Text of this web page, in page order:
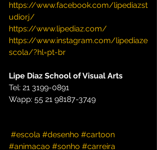
https://www.facebook.com/lipediazst
udiorj/
https://www.lipediaz.com/
https://www.instagram.com/lipediaze
scola/?hl=pt-br
Lipe Diaz School of Visual Arts
Tel: 21 3199-0891
Wapp: 55 21 98187-3749
#escola #desenho #cartoon
#animacao #sonho #carreira